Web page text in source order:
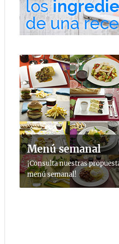
Menú semanal
¡Consulta nuestras
menú semanal!